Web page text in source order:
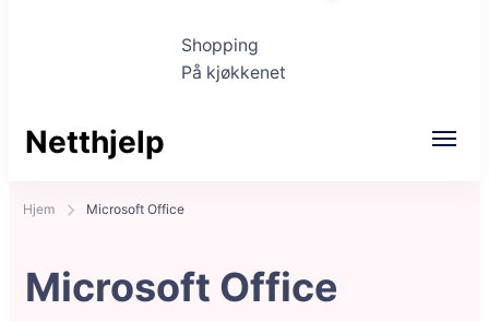
Shopping
På kjøkkenet
Netthjelp
Hjem Microsoft Office
Microsoft Office